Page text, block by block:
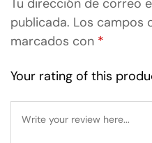
Tu dirección de correo
publicada. Los campos
marcados con *
Your rating of this